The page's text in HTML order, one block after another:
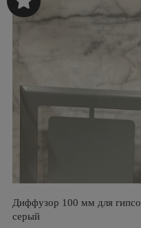
Диффузор 100 мм для
серый